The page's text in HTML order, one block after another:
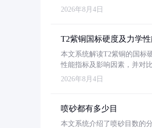
2026年8月4日
T2紫铜国标硬度及力学
本文系统解读T2紫铜的国标
性能指标及影响因素，并对
2026年8月4日
喷砂都有多少目
本文系统介绍了喷砂目数的